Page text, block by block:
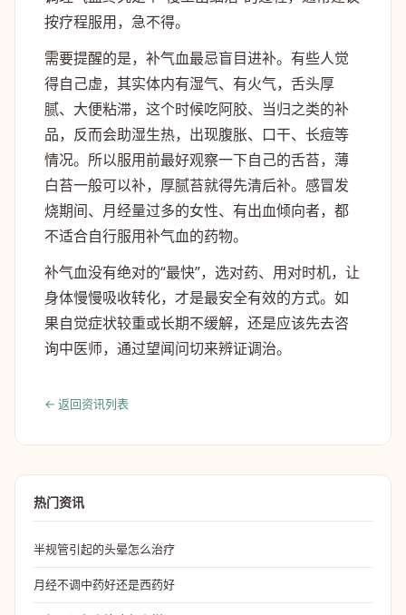
按疗程服用，急不得。
需要提醒的是，补气血最忌盲目进补。有些人觉
得自己虚，其实体内有湿气、有火气，舌头厚
腻、大便粘滞，这个时候吃阿胶、当归之类的补
品，反而会助湿生热，出现腹胀、口干、长痘等
情况。所以服用前最好观察一下自己的舌苔，薄
白苔一般可以补，厚腻苔就得先清后补。感冒发
烧期间、月经量过多的女性、有出血倾向者，都
不适合自行服用补气血的药物。
补气血没有绝对的“最快”，选对药、用对时机，让
身体慢慢吸收转化，才是最安全有效的方式。如
果自觉症状较重或长期不缓解，还是应该先去咨
询中医师，通过望闻问切来辨证调治。
← 返回资讯列表
热门资讯
半规管引起的头晕怎么治疗
月经不调中药好还是西药好